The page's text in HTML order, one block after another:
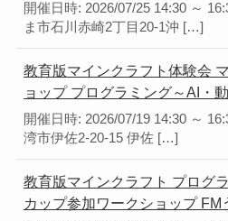
開催日時: 2026/07/25 14:30 ～
ま市石川赤崎2丁目20-1沖 […]
教育版マインクラフト体験会
ョップ プログラミング～AI・
開催日時: 2026/07/19 14:30 ～
湾市伊佐2-20-15 伊佐 […]
教育版マインクラフト プログ
カップ参加ワークショップ FM